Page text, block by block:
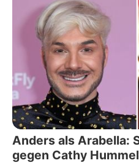
Anders als Arabella:
gegen Cathy